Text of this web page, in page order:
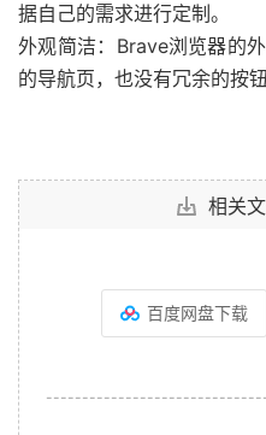
据自己的需求进行定制。
外观简洁：Brave浏览器的
的导航页，也没有冗余的按钮
相关
百度网盘下载